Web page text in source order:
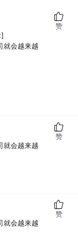
就会越来越
赞
就会越来越
赞
就会越来越
赞